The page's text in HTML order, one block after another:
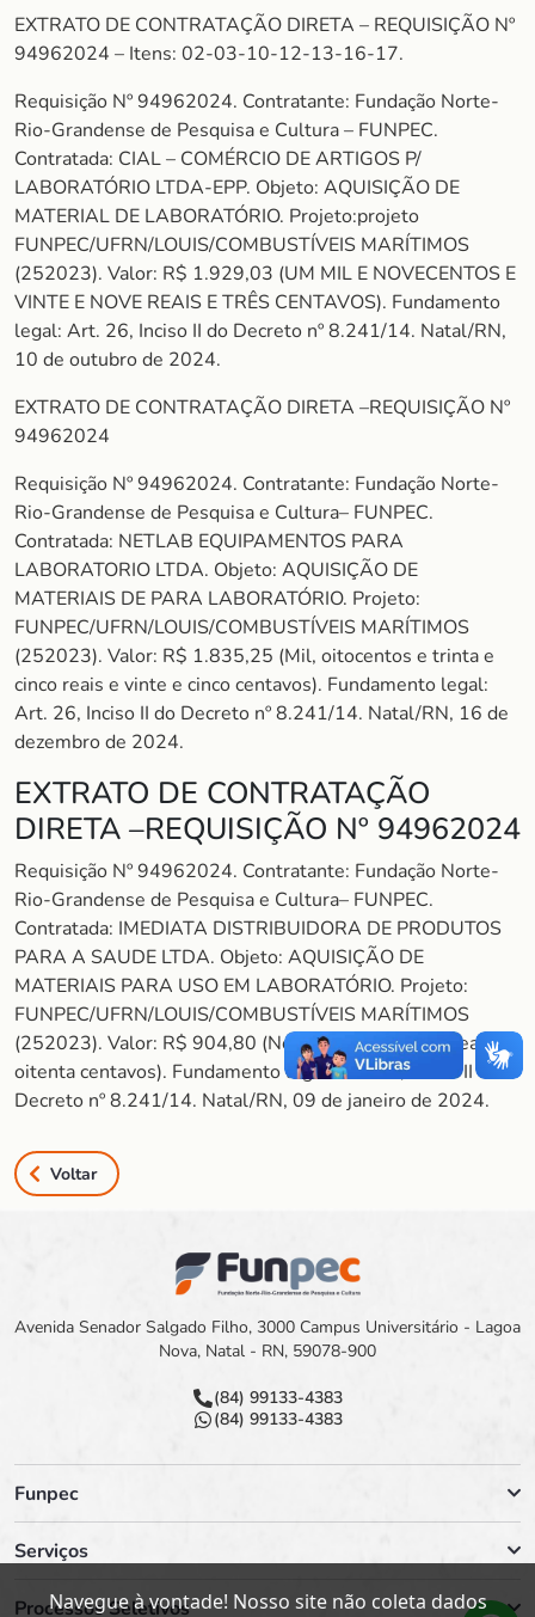
EXTRATO DE CONTRATAÇÃO DIRETA – REQUISIÇÃO Nº
94962024 – Itens: 02-03-10-12-13-16-17.
Requisição Nº 94962024. Contratante: Fundação Norte-
Rio-Grandense de Pesquisa e Cultura – FUNPEC.
Contratada: CIAL – COMÉRCIO DE ARTIGOS P/
LABORATÓRIO LTDA-EPP. Objeto: AQUISIÇÃO DE
MATERIAL DE LABORATÓRIO. Projeto:projeto
FUNPEC/UFRN/LOUIS/COMBUSTÍVEIS MARÍTIMOS
(252023). Valor: R$ 1.929,03 (UM MIL E NOVECENTOS E
VINTE E NOVE REAIS E TRÊS CENTAVOS). Fundamento
legal: Art. 26, Inciso II do Decreto nº 8.241/14. Natal/RN,
10 de outubro de 2024.
EXTRATO DE CONTRATAÇÃO DIRETA –REQUISIÇÃO Nº
94962024
Requisição Nº 94962024. Contratante: Fundação Norte-
Rio-Grandense de Pesquisa e Cultura– FUNPEC.
Contratada: NETLAB EQUIPAMENTOS PARA
LABORATORIO LTDA. Objeto: AQUISIÇÃO DE
MATERIAIS DE PARA LABORATÓRIO. Projeto:
FUNPEC/UFRN/LOUIS/COMBUSTÍVEIS MARÍTIMOS
(252023). Valor: R$ 1.835,25 (Mil, oitocentos e trinta e
cinco reais e vinte e cinco centavos). Fundamento legal:
Art. 26, Inciso II do Decreto nº 8.241/14. Natal/RN, 16 de
dezembro de 2024.
EXTRATO DE CONTRATAÇÃO
DIRETA –REQUISIÇÃO Nº 94962024
Requisição Nº 94962024. Contratante: Fundação Norte-
Rio-Grandense de Pesquisa e Cultura– FUNPEC.
Contratada: IMEDIATA DISTRIBUIDORA DE PRODUTOS
PARA A SAUDE LTDA. Objeto: AQUISIÇÃO DE
MATERIAIS PARA USO EM LABORATÓRIO. Projeto:
FUNPEC/UFRN/LOUIS/COMBUSTÍVEIS MARÍTIMOS
(252023). Valor: R$ 904,80 (Novecentos e quatro reais e
oitenta centavos). Fundamento legal: Art. 26, Inciso II do
Decreto nº 8.241/14. Natal/RN, 09 de janeiro de 2024.
Voltar
Avenida Senador Salgado Filho, 3000 Campus Universitário - Lagoa
Nova, Natal - RN, 59078-900
(84) 99133-4383
(84) 99133-4383
Funpec
Serviços
Processos Seletivos
Navegue à vontade! Nosso site não coleta dados